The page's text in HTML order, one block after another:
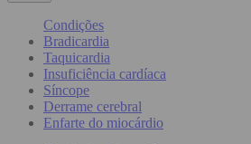
Condições
Bradicardia
Taquicardia
Insuficiência cardíaca
Síncope
Derrame cerebral
Enfarte do miocárdio